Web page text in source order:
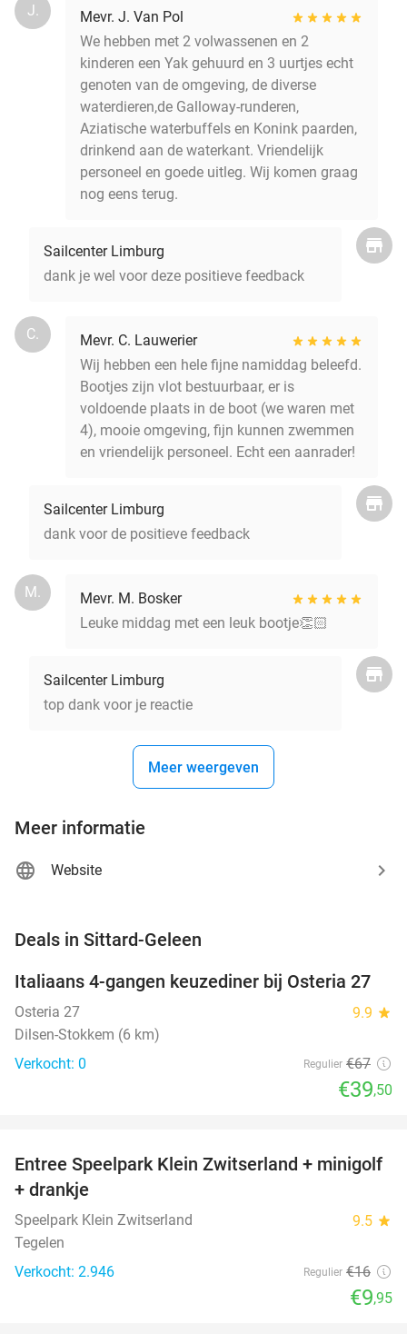
J.
Mevr. J. Van Pol
We hebben met 2 volwassenen en 2
kinderen een Yak gehuurd en 3 uurtjes echt
genoten van de omgeving, de diverse
waterdieren,de Galloway-runderen,
Aziatische waterbuffels en Konink paarden,
drinkend aan de waterkant. Vriendelijk
personeel en goede uitleg. Wij komen graag
nog eens terug.
Sailcenter Limburg
dank je wel voor deze positieve feedback
C.
Mevr. C. Lauwerier
Wij hebben een hele fijne namiddag beleefd.
Bootjes zijn vlot bestuurbaar, er is
voldoende plaats in de boot (we waren met
4), mooie omgeving, fijn kunnen zwemmen
en vriendelijk personeel. Echt een aanrader!
Sailcenter Limburg
dank voor de positieve feedback
M.
Mevr. M. Bosker
Leuke middag met een leuk bootje👏🏻
Sailcenter Limburg
top dank voor je reactie
Meer weergeven
Meer informatie
Website
Deals in Sittard-Geleen
41%
TODAY
Italiaans 4-gangen keuzediner bij Osteria 27
Osteria 27 9.9 star
Dilsen-Stokkem (6 km)
Verkocht: 0
Regulier €67
€39,50
38%
Entree Speelpark Klein Zwitserland + minigolf
+ drankje
Speelpark Klein Zwitserland 9.5 star
Tegelen
Verkocht: 2.946
Regulier €16
€9,95